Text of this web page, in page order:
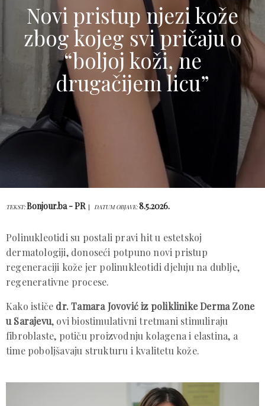
Novi pristup njezi kože
zbog kojeg svi pričaju o
“boljoj koži, ne
drugačijem licu”
TEKST:Bonjour.ba - PR DATUM OBJAVE:8.5.2026.
Polinukleotidi su postali pravi hit u estetskoj
dermatologiji, donoseći potpuno novi pristup
regeneraciji kože jer polinukleotidi djeluju na dublje,
regenerativne procese.
Kako ističe dr. Tamara Jovović iz poliklinike Derma Zone
u Sarajevu, ovi biostimulativni tretmani stimuliraju
fibroblaste, potiču proizvodnju kolagena i elastina, a
time poboljšavaju strukturu i kvalitetu kože.